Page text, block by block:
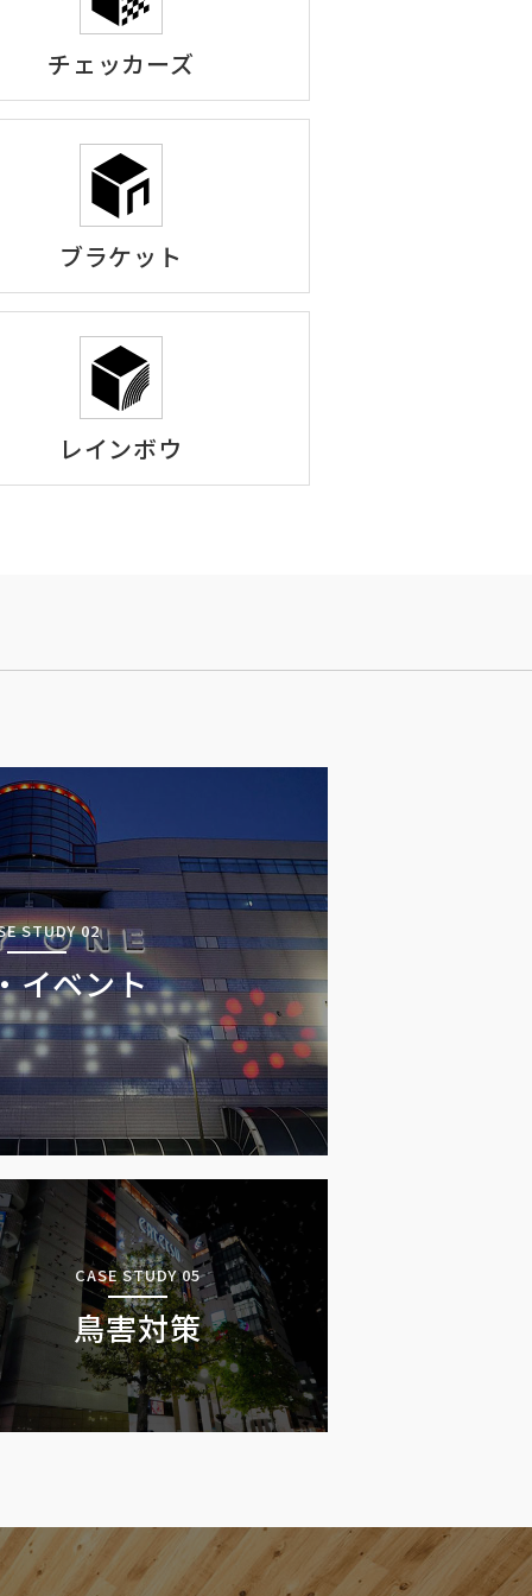
チェッカーズ
ブラケット
レインボウ
STUDY 02
イベント
CASE STUDY 05
鳥害対策